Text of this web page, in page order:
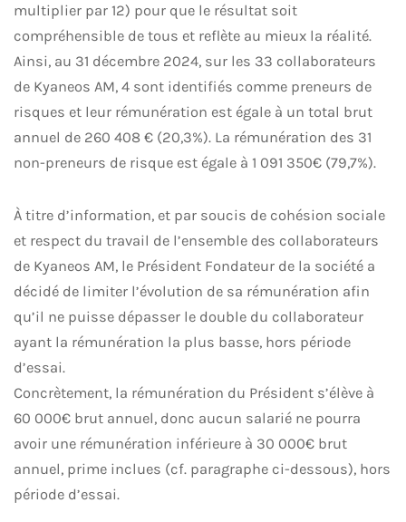
multiplier par 12) pour que le résultat soit
compréhensible de tous et reflète au mieux la réalité.
Ainsi, au 31 décembre 2024, sur les 33 collaborateurs
de Kyaneos AM, 4 sont identifiés comme preneurs de
risques et leur rémunération est égale à un total brut
annuel de 260 408 € (20,3%). La rémunération des 31
non-preneurs de risque est égale à 1 091 350€ (79,7%).
À titre d’information, et par soucis de cohésion sociale
et respect du travail de l’ensemble des collaborateurs
de Kyaneos AM, le Président Fondateur de la société a
décidé de limiter l’évolution de sa rémunération afin
qu’il ne puisse dépasser le double du collaborateur
ayant la rémunération la plus basse, hors période
d’essai.
Concrètement, la rémunération du Président s’élève à
60 000€ brut annuel, donc aucun salarié ne pourra
avoir une rémunération inférieure à 30 000€ brut
annuel, prime inclues (cf. paragraphe ci-dessous), hors
période d’essai.